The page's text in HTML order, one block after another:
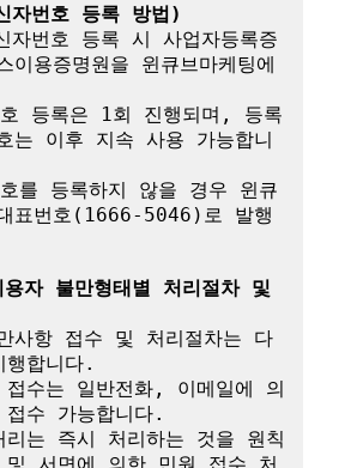
번호 등록 방법)
번호 등록 시 사업자등록증
이용증명원을 윈큐브마케팅에
등록은 1회 진행되며, 등록
는 이후 지속 사용 가능합니
를 등록하지 않을 경우 윈큐
표번호(1666-5046)로 발행
자 불만형태별 처리절차 및
사항 접수 및 처리절차는 다
합니다.
수는 일반전화, 이메일에 의
수 가능합니다.
는 즉시 처리하는 것을 원칙